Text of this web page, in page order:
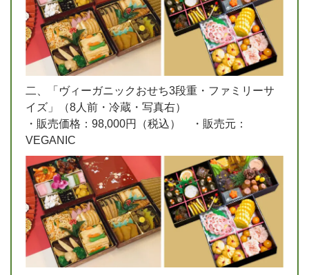
二、「ヴィーガニックおせち3段重・ファミリーサ
イズ」（8人前・冷蔵・写真右）
・販売価格：98,000円（税込） ・販売元：
VEGANIC